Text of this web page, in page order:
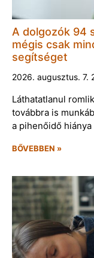
A dolgozók 94
mégis csak
segítséget
2026. augusztus. 7.
Láthatatlanul
továbbra is
a pihenőidő
BŐVEBBEN »